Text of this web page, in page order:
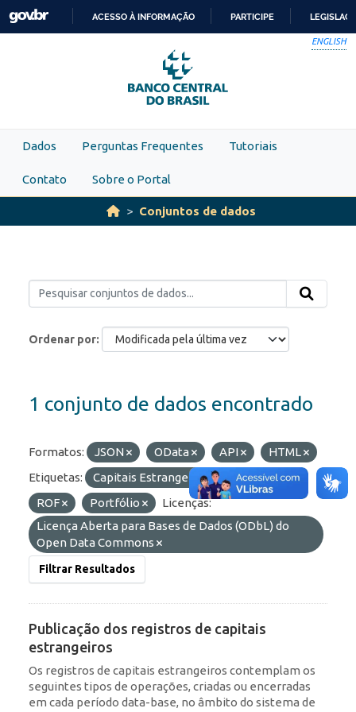
Skip to main content
PARA
O
CONTEÚDO
ACESSO À INFORMAÇÃO PARTICIPE
ENGLISH
Dados Perguntas Frequentes Tutoriais
Contato Sobre o Portal
Conjuntos de dados
Ordenar por
1 conjunto de dados encontrado
Formatos: JSON OData API
HTML
Etiquetas:
Capitais Estrangeiros
RDE
ROF
Portfólio
Licenças:
Licença Aberta para Bases de Dados (ODbL) do
Open Data Commons
Filtrar Resultados
Publicação dos registros de capitais
estrangeiros
Os registros de capitais estrangeiros contemplam os
seguintes tipos de operações, criadas ou encerradas
em cada período data-base, no âmbito do sistema de